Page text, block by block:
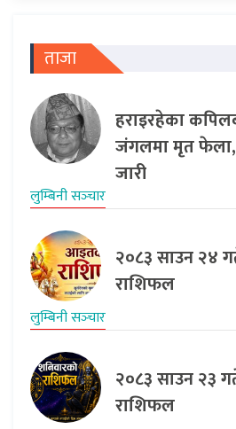
ताजा
हराइरहेका
जंगलमा मृत
जारी
लुम्बिनी सञ्‍चार
२०८३ साउन २४
राशिफल
लुम्बिनी सञ्‍चार
२०८३ साउन २३
राशिफल